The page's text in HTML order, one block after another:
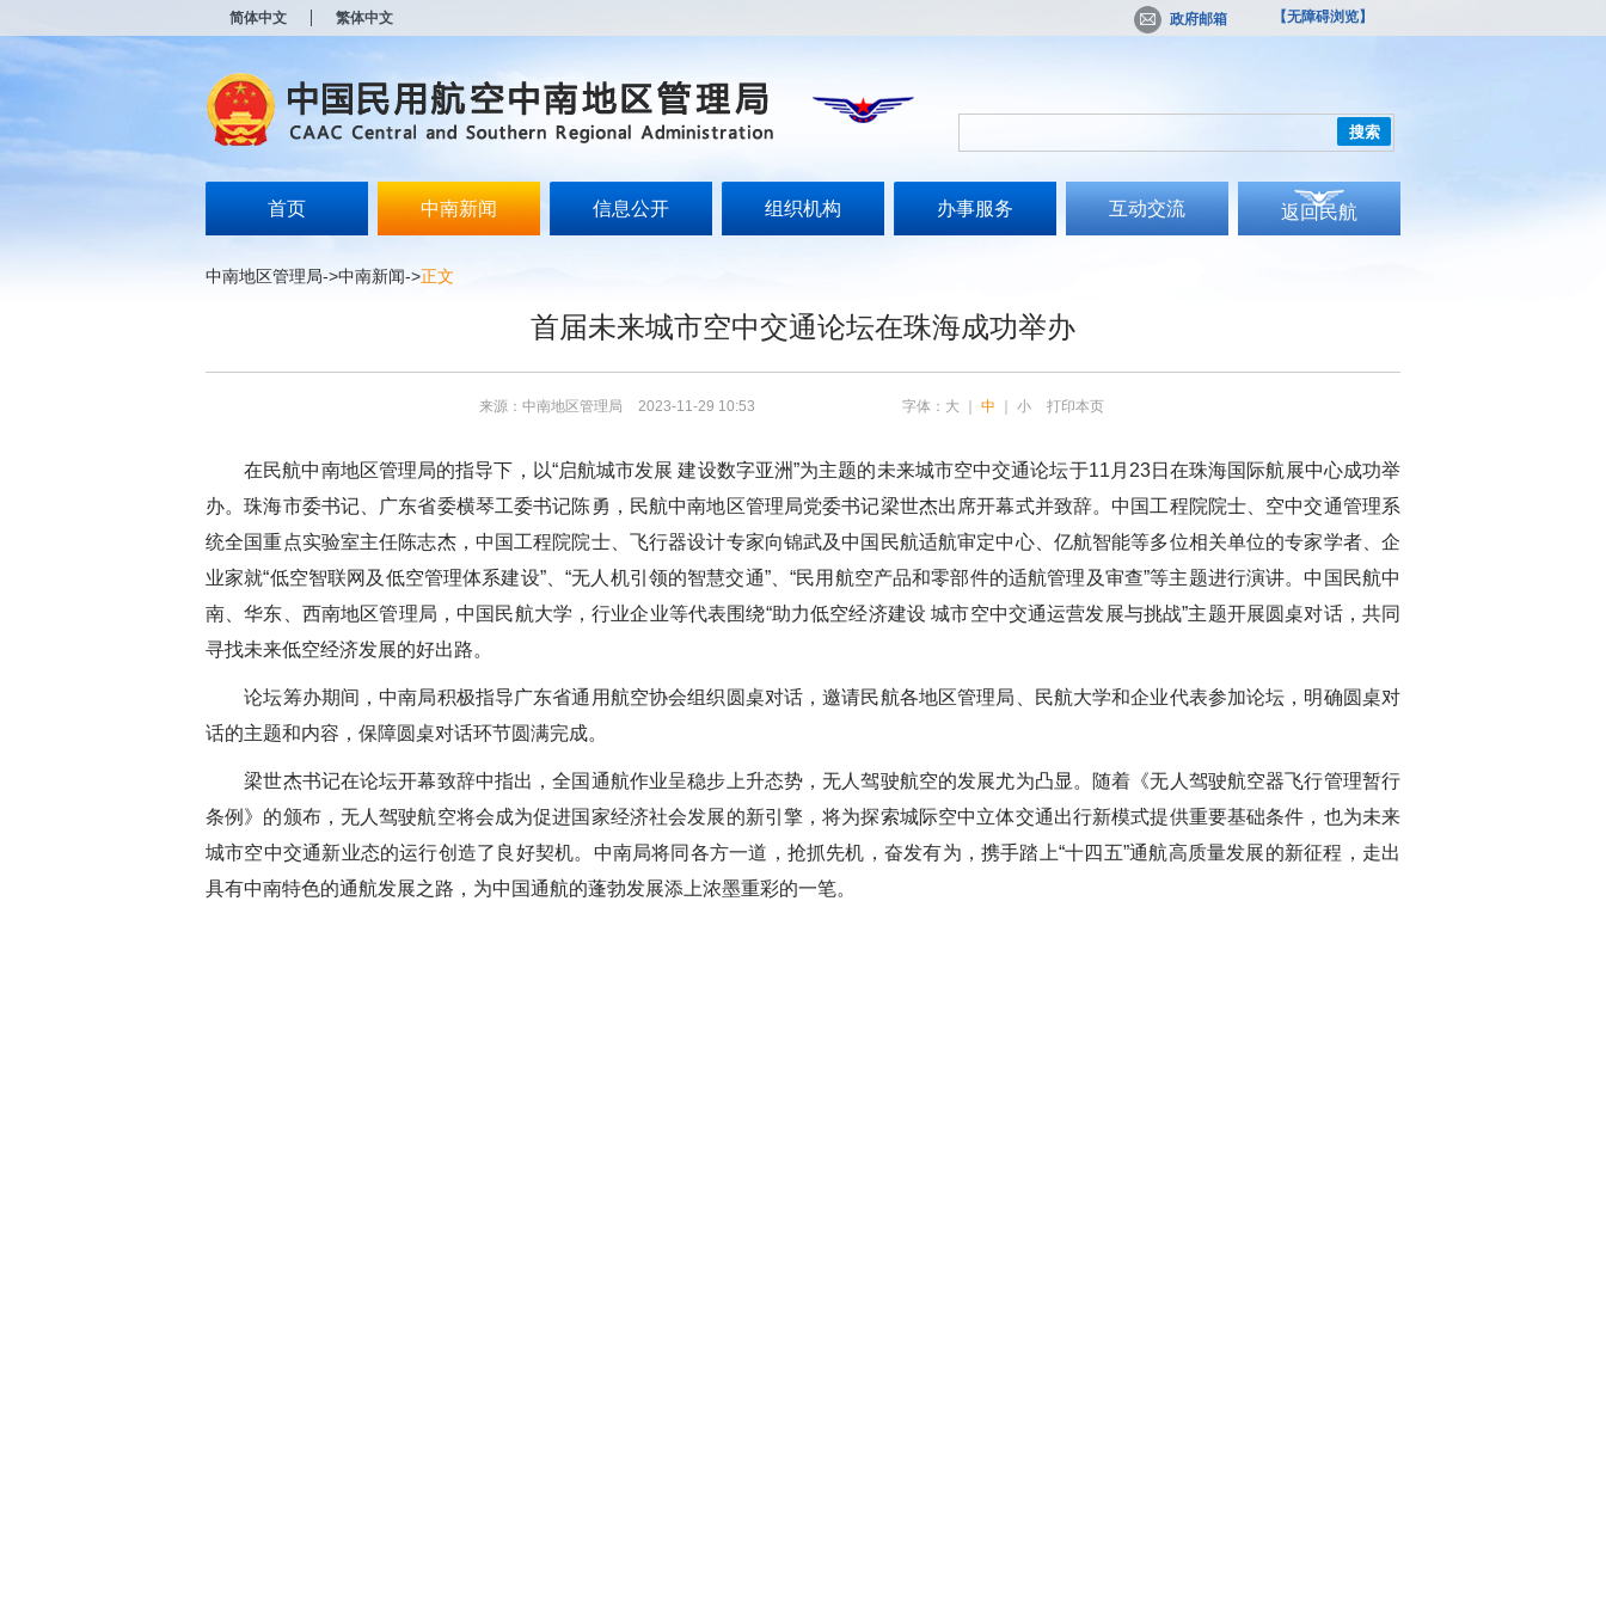
简体中文 繁体中文 政府邮箱 【无障碍浏览】
搜索
首页 中南新闻 信息公开 组织机构 办事服务 互动交流 返回民航
中南地区管理局->中南新闻->正文
首届未来城市空中交通论坛在珠海成功举办
来源：中南地区管理局 2023-11-29 10:53 字体： 大 中 小 打印本页
在民航中南地区管理局的指导下，以“启航城市发展 建设数字亚洲”为主题的未来城市空中交通论坛于11 月 23日在珠海国际航展中心成功举
办。珠海市委书记、广东省委横琴工委书记陈勇，民航中南地区管理局党委书记梁世杰出席开幕式并致辞。中国工程院院士、空中交通管理系
统全国重点实验室主任陈志杰，中国工程院院士、飞行器设计专家向锦武及中国民航适航审定中心、亿航智能等多位相关单位的专家学者、企
业家就“低空智联网及低空管理体系建设”、“无人机引领的智慧交通”、“民用航空产品和零部件的适航管理及审查”等主题进行演讲。中国民航中
南、华东、西南地区管理局，中国民航大学，行业企业等代表围绕“助力低空经济建设 城市空中交通运营发展与挑战”主题开展圆桌对话，共同
寻找未来低空经济发展的好出路。
论坛筹办期间，中南局积极指导广东省通用航空协会组织圆桌对话，邀请民航各地区管理局、民航大学和企业代表参加论坛，明确圆桌对
话的主题和内容，保障圆桌对话环节圆满完成。
梁世杰书记在论坛开幕致辞中指出，全国通航作业呈稳步上升态势，无人驾驶航空的发展尤为凸显。随着《无人驾驶航空器飞行管理暂行
条例》的颁布，无人驾驶航空将会成为促进国家经济社会发展的新引擎，将为探索城际空中立体交通出行新模式提供重要基础条件，也为未来
城市空中交通新业态的运行创造了良好契机。中南局将同各方一道，抢抓先机，奋发有为，携手踏上“十四五”通航高质量发展的新征程，走出
具有中南特色的通航发展之路，为中国通航的蓬勃发展添上浓墨重彩的一笔。
打
无
障